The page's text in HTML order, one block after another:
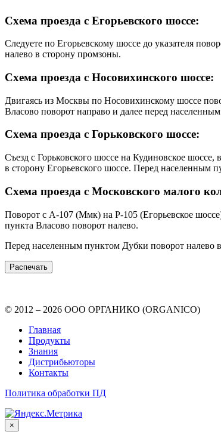
Схема проезда с Егорьевского шоссе:
Следуете по Егорьевскому шоссе до указателя
налево в сторону промзоны.
Схема проезда с Носовихинского шоссе:
Двигаясь из Москвы по Носовихинскому шоссе
Власово поворот направо и далее перед
Схема проезда с Горьковского шоссе:
Съезд с Горьковского шоссе на Кудиновское
в сторону Егорьевского шоссе. Перед населенным
Схема проезда с Московского малого
Поворот с А-107 (Ммк) на Р-105 (Егорьевское
пункта Власово поворот налево.
Перед населенным пунктом Дубки поворот налево
Распечать
© 2012 – 2026 ООО ОРГАНИКО (ORGANICO)
Главная
Продукты
Знания
Дистрибьюторы
Контакты
Политика обработки ПД
×